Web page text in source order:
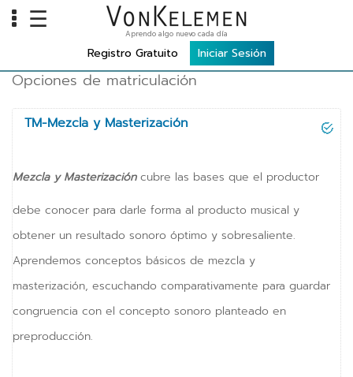
Home
Cursos
Costos
TOOLS
vTalk
vKonnect
☰ Aprendo algo nuevo cada día
Registro Gratuito Iniciar Sesión
Opciones de matriculación
TM-Mezcla y Masterización
Mezcla y Masterizacióncubre las bases que el productor
debe conocer para darle forma al producto musical y
obtener un resultado sonoro óptimo y sobresaliente.
Aprendemos conceptos básicos de mezcla y
masterización, escuchando comparativamente para guardar
congruencia con el concepto sonoro planteado en
preproducción.